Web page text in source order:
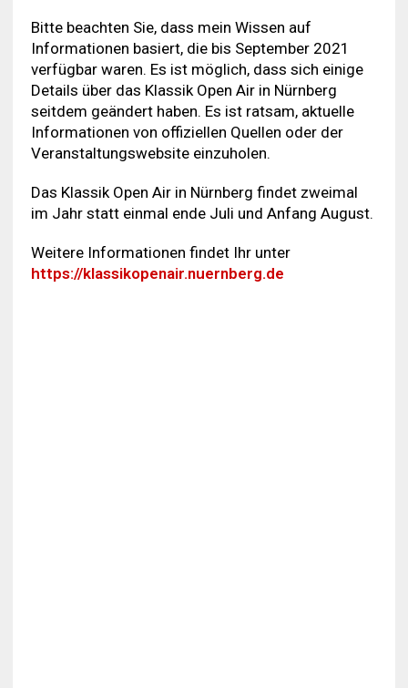
Bitte beachten Sie, dass mein Wissen auf
Informationen basiert, die bis September 2021
verfügbar waren. Es ist möglich, dass sich einige
Details über das Klassik Open Air in Nürnberg
seitdem geändert haben. Es ist ratsam, aktuelle
Informationen von offiziellen Quellen oder der
Veranstaltungswebsite einzuholen.
Das Klassik Open Air in Nürnberg findet zweimal
im Jahr statt einmal ende Juli und Anfang August.
Weitere Informationen findet Ihr unter
https://klassikopenair.nuernberg.de